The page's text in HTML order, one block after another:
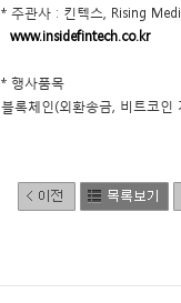
* 주관사 : 킨텍스, Rising
www.insidefintech.co.kr
* 행사품목
블록체인(외환송금, 비트코인